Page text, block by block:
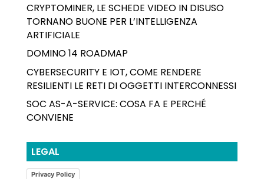
CRYPTOMINER, LE SCHEDE VIDEO IN DISUSO
TORNANO BUONE PER L’INTELLIGENZA
ARTIFICIALE
DOMINO 14 ROADMAP
CYBERSECURITY E IOT, COME RENDERE
RESILIENTI LE RETI DI OGGETTI INTERCONNESSI
SOC AS-A-SERVICE: COSA FA E PERCHÉ
CONVIENE
LEGAL
Privacy Policy